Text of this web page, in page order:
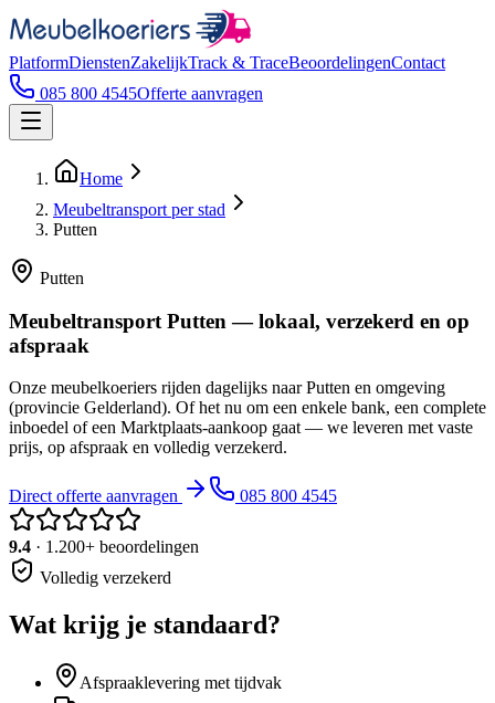
PlatformDienstenZakelijkTrack & TraceBeoordelingenContact
085 800 4545Offerte aanvragen
Home
Meubeltransport per stad
Putten
Putten
Meubeltransport Putten — lokaal, verzekerd en op
afspraak
Onze meubelkoeriers rijden dagelijks naar Putten en omgeving
(provincie Gelderland). Of het nu om een enkele bank, een complete
inboedel of een Marktplaats-aankoop gaat — we leveren met vaste
prijs, op afspraak en volledig verzekerd.
Direct offerte aanvragen 085 800 4545
9.4 · 1.200+ beoordelingen
Volledig verzekerd
Wat krijg je standaard?
Afspraaklevering met tijdvak